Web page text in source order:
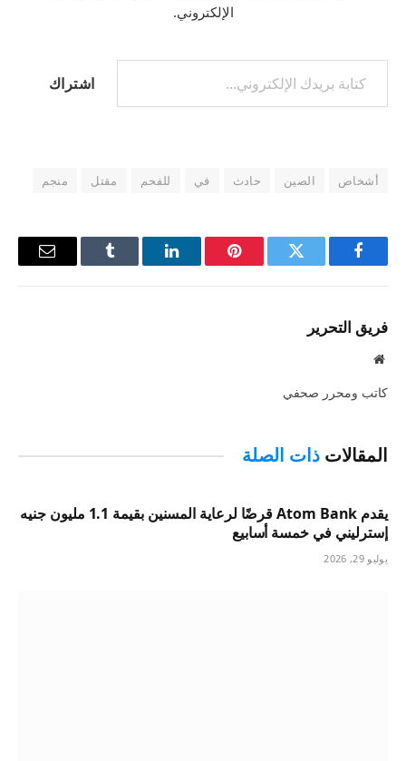
الإلكتروني.
كتابة بريدك الإلكتروني...
اشتراك
أشخاص الصين حادث في للفحم مقتل منجم
فيسبوك تويتر بينتيريستلينكدإن Tumblr
البريد
فريق التحرير
موقع
كاتب ومحرر صحفي
المقالات ذات الصلة
يقدم Atom Bank قرضًا لرعاية المسنين بقيمة 1.1 مليون جنيه
إسترليني في خمسة أسابيع
يوليو 29, 2026